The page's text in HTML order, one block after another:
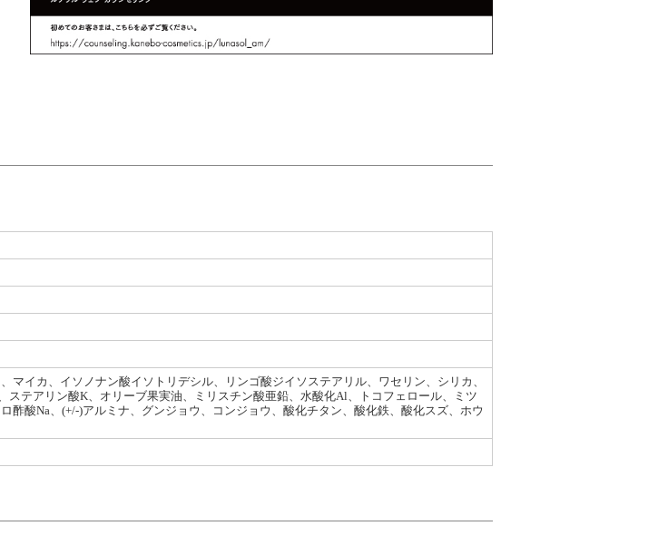
マイカ、イソノナン酸イソトリデシル、リンゴ酸ジイソステアリル、ワセリン、シリカ、
ステアリン酸K、オリーブ果実油、ミリスチン酸亜鉛、水酸化Al、トコフェロール、ミツ
酢酸Na、(+/-)アルミナ、グンジョウ、コンジョウ、酸化チタン、酸化鉄、酸化スズ、ホウ